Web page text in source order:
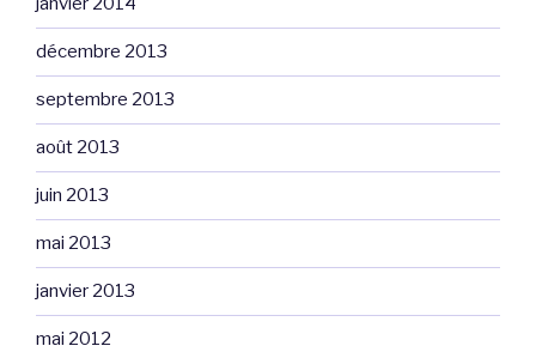
décembre 2013
septembre 2013
août 2013
juin 2013
mai 2013
janvier 2013
mai 2012